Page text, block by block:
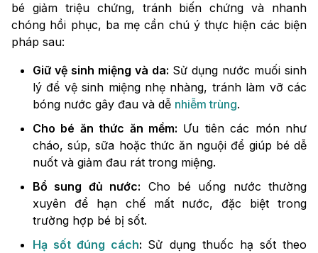
bé giảm triệu chứng, tránh biến chứng và nhanh
chóng hồi phục, ba mẹ cần chú ý thực hiện các biện
pháp sau:
Giữ vệ sinh miệng và da: Sử dụng nước muối sinh
lý để vệ sinh miệng nhẹ nhàng, tránh làm vỡ các
bóng nước gây đau và dễ nhiễm trùng.
Cho bé ăn thức ăn mềm: Ưu tiên các món như
cháo, súp, sữa hoặc thức ăn nguội để giúp bé dễ
nuốt và giảm đau rát trong miệng.
Bổ sung đủ nước: Cho bé uống nước thường
xuyên để hạn chế mất nước, đặc biệt trong
trường hợp bé bị sốt.
Hạ sốt đúng cách: Sử dụng thuốc hạ sốt theo